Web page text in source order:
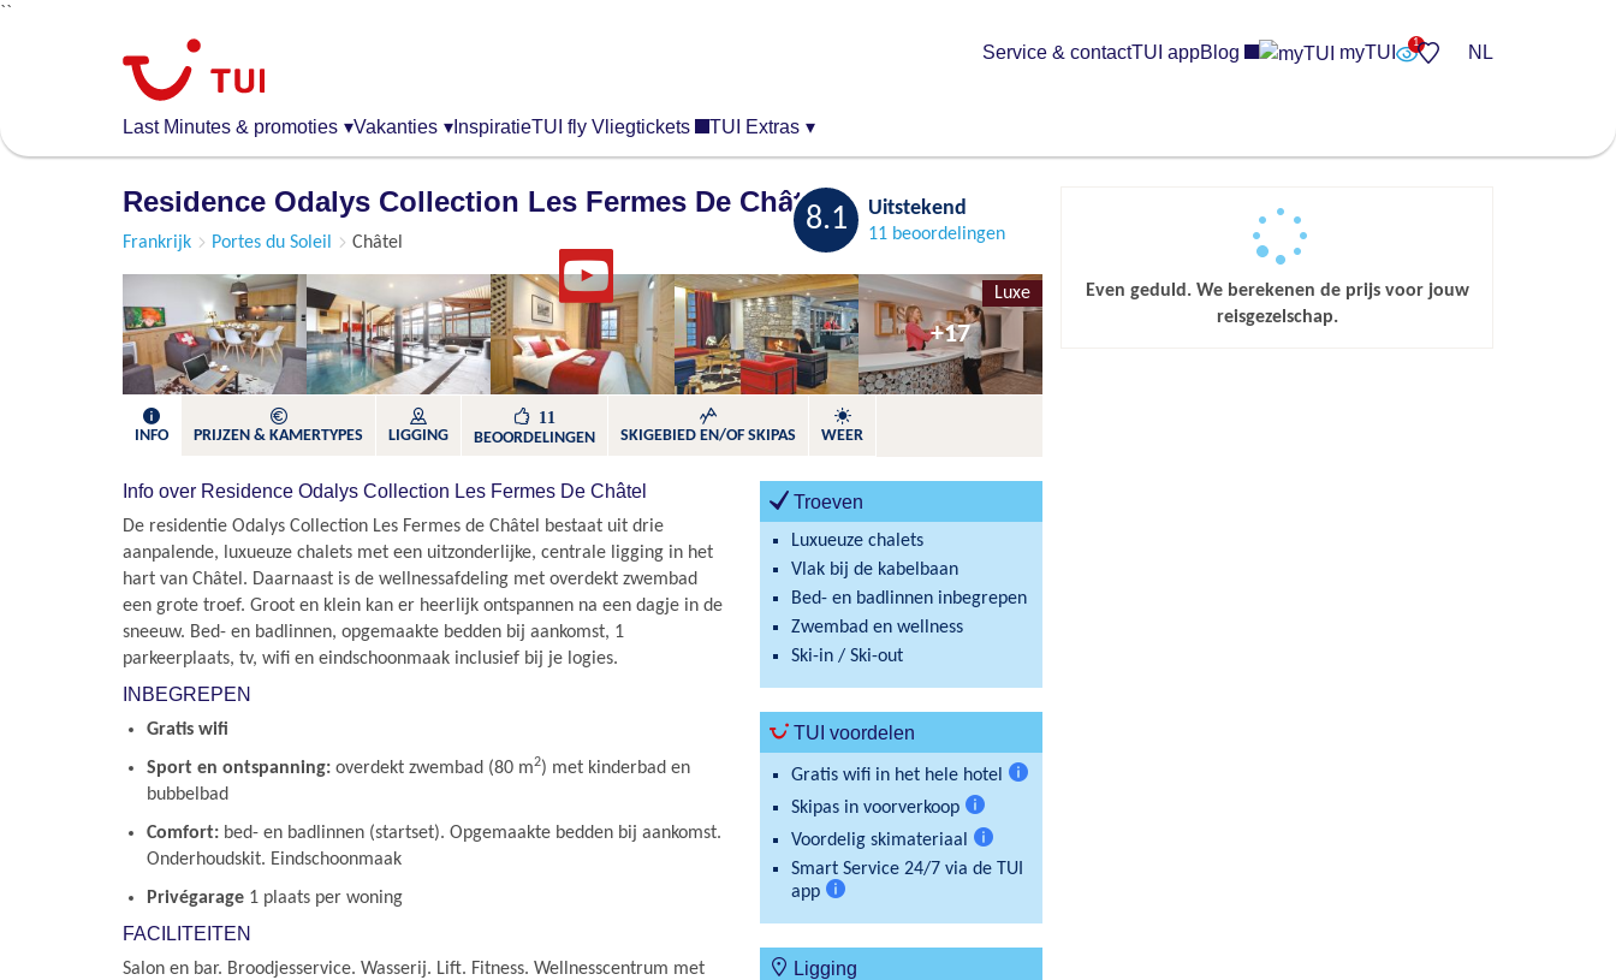
``
algemene
Last Minutes & promoties ▾Vakanties ▾ InspiratieTUI fly Vliegtickets TUI Extras ▾
Service & contactTUI appBlog myTUI NL
Residence Odalys Collection Les Fermes De Châtel
Frankrijk Portes du Soleil Châtel
Luxe
8.1 Uitstekend
11 beoordelingen
+17
INFO PRIJZEN & KAMERTYPES LIGGING
11
BEOORDELINGEN
SKIGEBIED EN/OF SKIPAS WEER
Info over Residence Odalys Collection Les Fermes De Châtel
De residentie Odalys Collection Les Fermes de Châtel bestaat uit drie
aanpalende, luxueuze chalets met een uitzonderlijke, centrale ligging in het
hart van Châtel. Daarnaast is de wellnessafdeling met overdekt zwembad
een grote troef. Groot en klein kan er heerlijk ontspannen na een dagje in de
sneeuw. Bed- en badlinnen, opgemaakte bedden bij aankomst, 1
parkeerplaats, tv, wifi en eindschoonmaak inclusief bij je logies.
INBEGREPEN
Gratis wifi
Sport en ontspanning: overdekt zwembad (80 m2) met kinderbad en
bubbelbad
Comfort: bed- en badlinnen (startset). Opgemaakte bedden bij aankomst.
Onderhoudskit. Eindschoonmaak
Privégarage 1 plaats per woning
FACILITEITEN
Salon en bar. Broodjesservice. Wasserij. Lift. Fitness. Wellnesscentrum met
Troeven
Luxueuze chalets
Vlak bij de kabelbaan
Bed- en badlinnen inbegrepen
Zwembad en wellness
Ski-in / Ski-out
TUI voordelen
Gratis wifi in het hele hotel
Skipas in voorverkoop
Meer
informatie
Voordelig skimateriaal
Meer
Smart Service 24/7 via de TUI
app
Ligging
Even geduld. We berekenen de prijs voor jouw
reisgezelschap.